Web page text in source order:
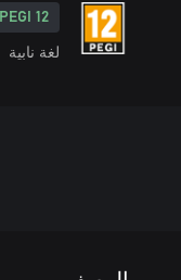
PEGI 12
لغة نابية